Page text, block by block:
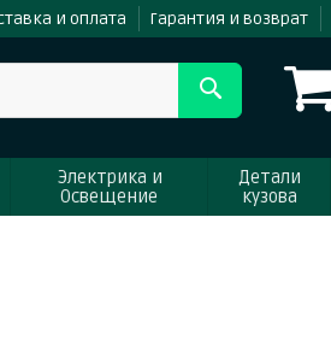
и оплата Гарантия и возврат
Электрика и
Освещение
Детали
кузова